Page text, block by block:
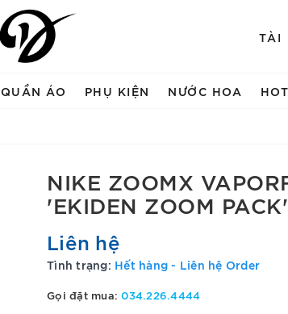
TÀI
QUẦN ÁO PHỤ KIỆN NƯỚC HOA HOT
NIKE ZOOMX
'EKIDEN ZOOM PACK'
Liên hệ
Tình trạng: Hết hàng - Liên hệ Order
Gọi đặt mua:034.226.4444